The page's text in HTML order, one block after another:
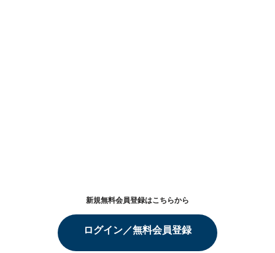
新規無料会員登録はこちらから
ログイン／無料会員登録